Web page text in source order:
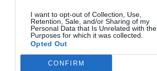
I want to opt-out of Collection, Use,
Retention, Sale, and/or Sharing of my
Personal Data that Is Unrelated with the
Purposes for which it was collected.
Opted Out
CONFIRM